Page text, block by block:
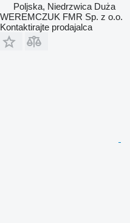
Poljska, Niedrzwica Duża
WEREMCZUK FMR Sp. z o.o.
Kontaktirajte prodajalca